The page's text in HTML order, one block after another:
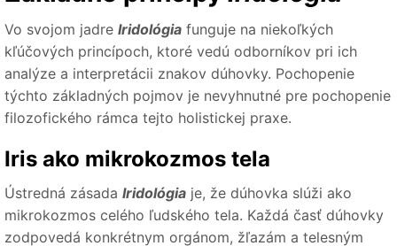
Vo svojom jadre Iridológia funguje na niekoľkých
kľúčových princípoch, ktoré vedú odborníkov pri ich
analýze a interpretácii znakov dúhovky. Pochopenie
týchto základných pojmov je nevyhnutné pre pochopenie
filozofického rámca tejto holistickej praxe.
Iris ako mikrokozmos tela
Ústredná zásada Iridológia je, že dúhovka slúži ako
mikrokozmos celého ľudského tela. Každá časť dúhovky
zodpovedá konkrétnym orgánom, žľazám a telesným